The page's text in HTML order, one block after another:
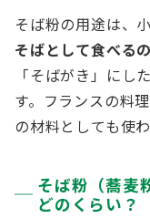
そば粉の用途は、
そばとして食べる
「そばがき」にし
す。フランスの料
の材料としても使わ
そば粉（蕎麦
どのくらい？